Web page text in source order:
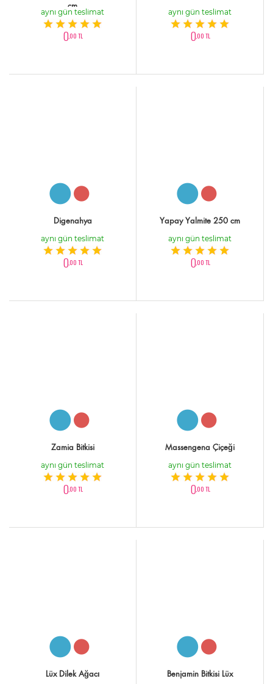
cm
aynı gün teslimat
0,00 TL
aynı gün teslimat
0,00 TL
Digenahya
aynı gün teslimat
0,00 TL
Yapay Yalmite 250 cm
aynı gün teslimat
0,00 TL
Zamia Bitkisi
aynı gün teslimat
0,00 TL
Massengena Çiçeği
aynı gün teslimat
0,00 TL
Lüx Dilek Ağacı Benjamin Bitkisi Lüx